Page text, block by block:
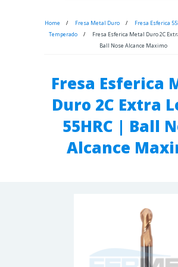
Home Fresa Metal Duro
Fresa Esferica
Temperado
Fresa Esferica Metal Duro 2C
Ball Nose Alcance Maximo
Fresa Esferica
Duro 2C Extra
55HRC | Ball
Alcance